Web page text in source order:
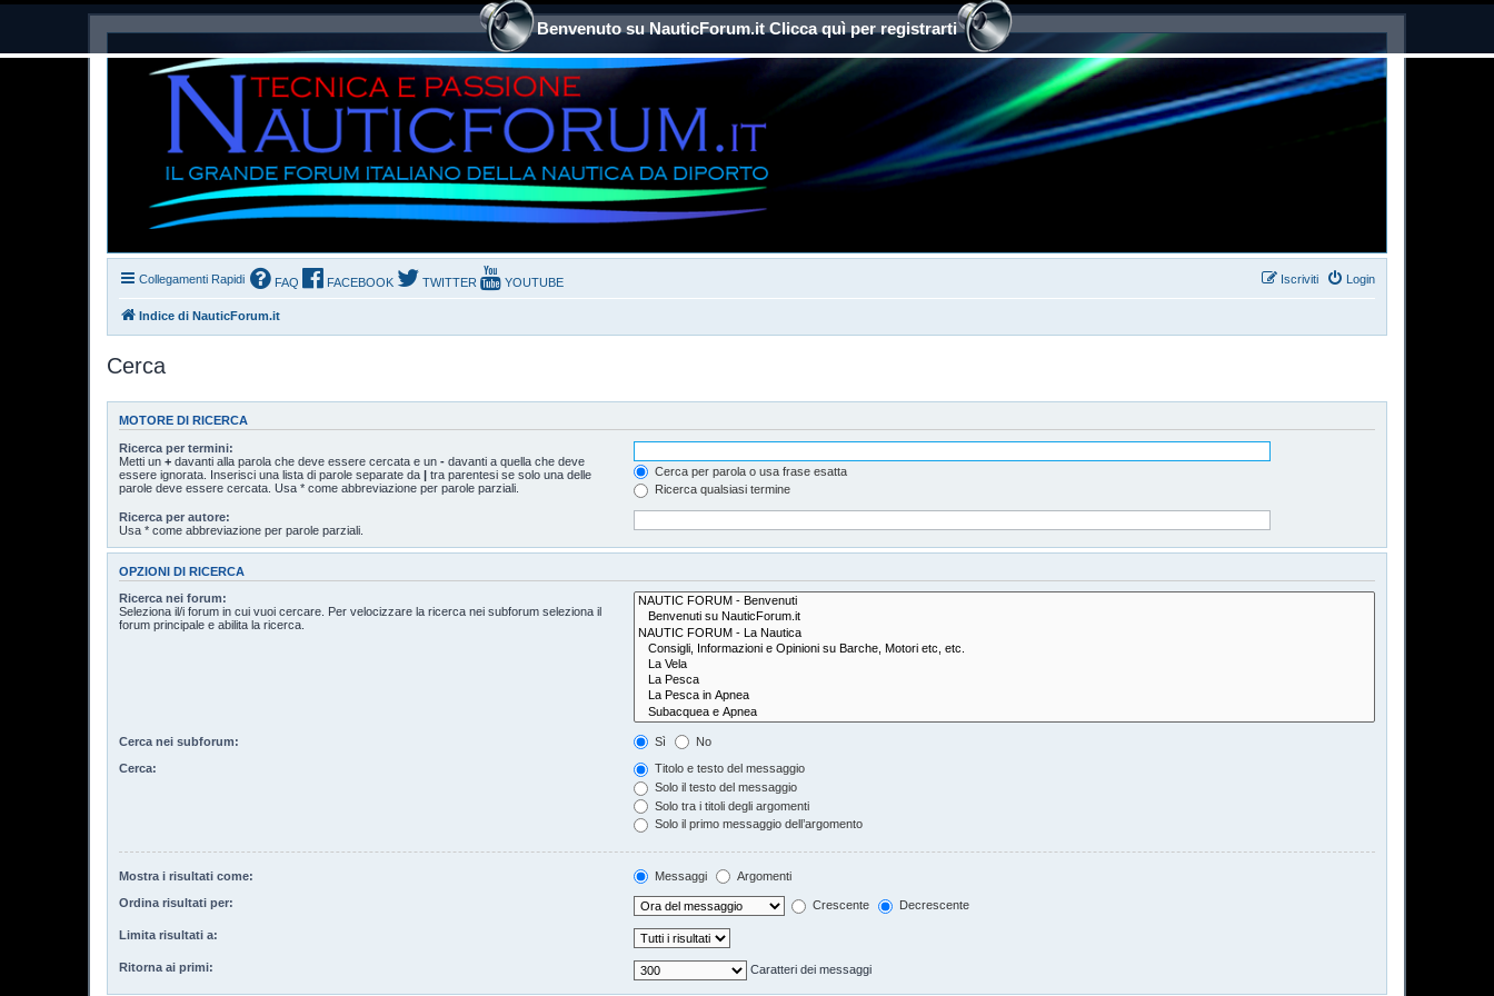
Benvenuto su NauticForum.it Clicca quì per registrarti
Collegamenti Rapidi FAQ FACEBOOK TWITTER YOUTUBE Login
Iscriviti
Indice di NauticForum.it
Cerca
MOTORE DI RICERCA
Ricerca per termini:
Metti un + davanti alla parola che deve essere cercata e un - davanti a quella che deve
essere ignorata. Inserisci una lista di parole separate da | tra parentesi se solo una delle
parole deve essere cercata. Usa * come abbreviazione per parole parziali.
Cerca per parola o usa frase esatta
Ricerca qualsiasi termine
Ricerca per autore:
Usa * come abbreviazione per parole parziali.
OPZIONI DI RICERCA
Ricerca nei forum:
Seleziona il/i forum in cui vuoi cercare. Per velocizzare la ricerca nei subforum seleziona il
forum principale e abilita la ricerca.
Cerca nei subforum: Sì No
Cerca:
Titolo e testo del messaggio
Solo il testo del messaggio
Solo tra i titoli degli argomenti
Solo il primo messaggio dell’argomento
Mostra i risultati come: Messaggi Argomenti
Ordina risultati per: Crescente Decrescente
Limita risultati a:
Ritorna ai primi: Caratteri dei messaggi